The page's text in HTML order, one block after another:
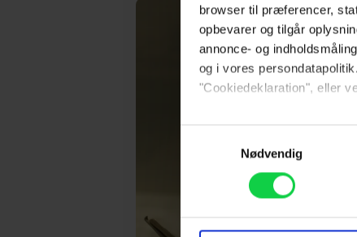
browser til præferencer,
opbevarer og tilgår
annonce- og
og i vores
"Cookiedeklaration", eller
Hvis du tillader det, vil vi
Indsamle præcise
Dine valg anvendes på hele
Vi ønsker dit samtykke til
Nødvendig